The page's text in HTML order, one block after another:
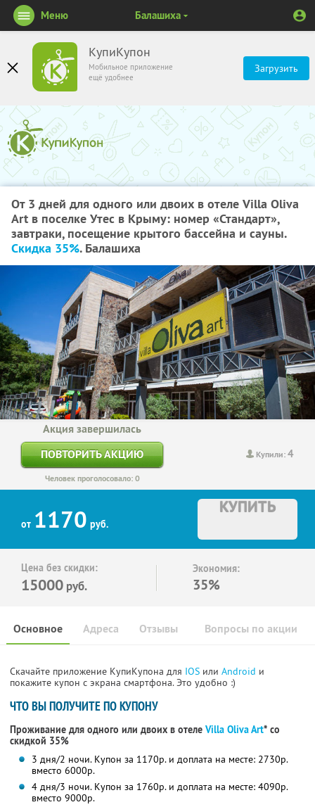
КупиКупон
Мобильное приложение
ещё удобнее
Загрузить
Меню Балашиха
От 3 дней для одного или двоих в отеле Villa Oliva
Art в поселке Утес в Крыму: номер «Стандарт»,
завтраки, посещение крытого бассейна и сауны.
Скидка 35%. Балашиха
Купили:4
Акция завершилась
ПОВТОРИТЬ АКЦИЮ
Человек проголосовало: 0
от 1170 руб.
КУПИТЬ
Цена без скидки:
15000 руб.
Экономия:
35%
Основное Отзывы Вопросы по акции
Адреса
Скачайте приложение КупиКупона для IOS или Android и
покажите купон с экрана смартфона. Это удобно :)
ЧТО ВЫ ПОЛУЧИТЕ ПО КУПОНУ
Проживание для одного или двоих в отеле Villa Oliva Art* со
скидкой 35%
3 дня/2 ночи. Купон за 1170р. и доплата на месте: 2730р.
вместо 6000р.
4 дня/3 ночи. Купон за 1760р. и доплата на месте: 4090р.
вместо 9000р.